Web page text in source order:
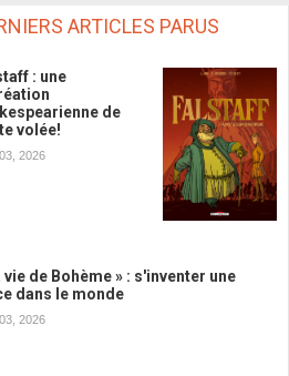
ARTICLES PARUS
: une
de
volée!
2026
vie de Bohème » : s'inventer une
dans le monde
2026